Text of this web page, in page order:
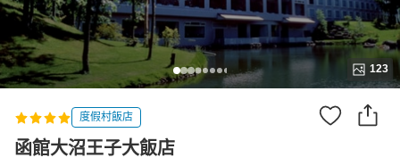
123
度假村飯店
函館大沼王子大飯店